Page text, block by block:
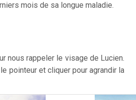
mois de sa longue maladie.
nous rappeler le visage de Lucien.
pointeur et cliquer pour agrandir la